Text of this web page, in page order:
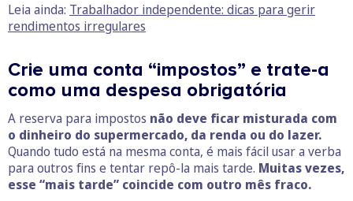
Leia ainda: Trabalhador independente: dicas para gerir
rendimentos irregulares
Crie uma conta “impostos” e trate-a
como uma despesa obrigatória
A reserva para impostos não deve ficar misturada com
o dinheiro do supermercado, da renda ou do lazer.
Quando tudo está na mesma conta, é mais fácil usar a verba
para outros fins e tentar repô-la mais tarde. Muitas vezes,
esse “mais tarde” coincide com outro mês fraco.